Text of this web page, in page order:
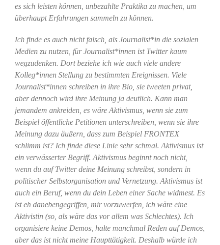
es sich leisten können, unbezahlte Praktika zu machen, um
überhaupt Erfahrungen sammeln zu können.
Ich finde es auch nicht falsch, als Journalist*in die sozialen
Medien zu nutzen, für Journalist*innen ist Twitter kaum
wegzudenken. Dort beziehe ich wie auch viele andere
Kolleg*innen Stellung zu bestimmten Ereignissen. Viele
Journalist*innen schreiben in ihre Bio, sie tweeten privat,
aber dennoch wird ihre Meinung ja deutlich. Kann man
jemandem ankreiden, es wäre Aktivismus, wenn sie zum
Beispiel öffentliche Petitionen unterschreiben, wenn sie ihre
Meinung dazu äußern, dass zum Beispiel FRONTEX
schlimm ist? Ich finde diese Linie sehr schmal. Aktivismus ist
ein verwässerter Begriff. Aktivismus beginnt noch nicht,
wenn du auf Twitter deine Meinung schreibst, sondern in
politischer Selbstorganisation und Vernetzung. Aktivismus ist
auch ein Beruf, wenn du dein Leben einer Sache widmest. Es
ist eh danebengegriffen, mir vorzuwerfen, ich wäre eine
Aktivistin (so, als wäre das vor allem was Schlechtes). Ich
organisiere keine Demos, halte manchmal Reden auf Demos,
aber das ist nicht meine Haupttätigkeit. Deshalb würde ich